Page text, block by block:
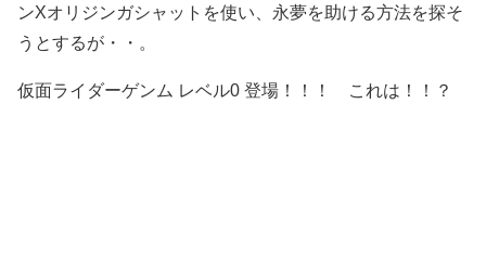
ンXオリジンガシャットを使い、永夢を助ける方法を探そ
うとするが・・。
仮面ライダーゲンム レベル0 登場！！！ これは！！？